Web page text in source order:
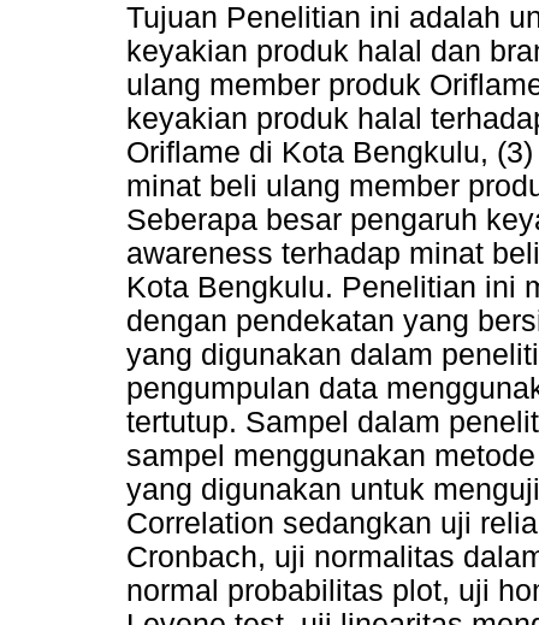
Tujuan Penelitian ini adalah
keyakian produk halal dan
ulang member produk
keyakian produk halal
Oriflame di Kota Bengkulu,
minat beli ulang member
Seberapa besar pengaruh
awareness terhadap minat
Kota Bengkulu. Penelitian ini
dengan pendekatan yang
yang digunakan dalam
pengumpulan data
tertutup. Sampel dalam
sampel menggunakan
yang digunakan untuk
Correlation sedangkan uji
Cronbach, uji normalitas
normal probabilitas plot, uji